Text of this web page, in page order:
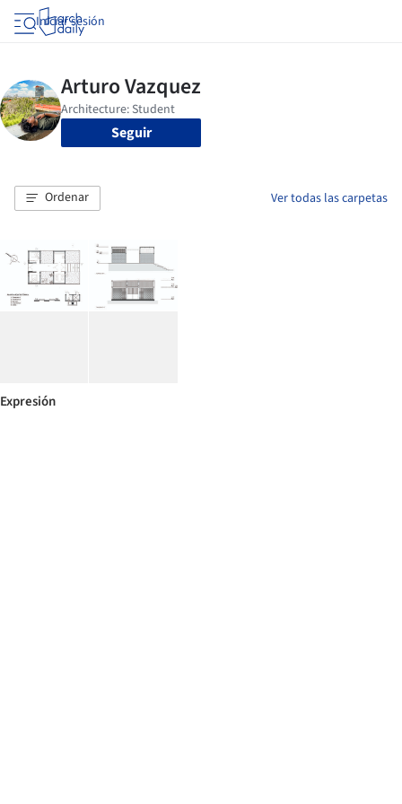
Iniciar sesión
Seguir
Ordenar Ver todas las carpetas
Expresión